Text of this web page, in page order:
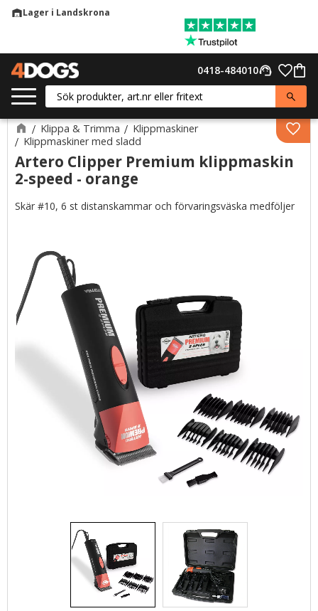
warehouseLager i Landskrona
support_agent
0418-484010
Klippa & Trimma
Klippmaskiner
Klippmaskiner med sladd
Artero Clipper Premium klippmaskin
2-speed - orange
Skär #10, 6 st distanskammar och förvaringsväska medföljer